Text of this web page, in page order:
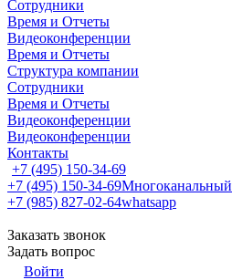
Сотрудники
Время и Отчеты
Видеоконференции
Время и Отчеты
Структура компании
Сотрудники
Время и Отчеты
Видеоконференции
Видеоконференции
Контакты
+7 (495) 150-34-69
+7 (495) 150-34-69Многоканальный
+7 (985) 827-02-64whatsapp
Заказать звонок
Задать вопрос
Войти